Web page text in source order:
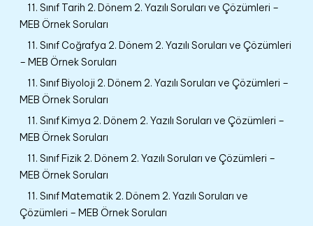
11. Sınıf Tarih 2. Dönem 2. Yazılı Soruları ve Çözümleri –
MEB Örnek Soruları
11. Sınıf Coğrafya 2. Dönem 2. Yazılı Soruları ve Çözümleri
– MEB Örnek Soruları
11. Sınıf Biyoloji 2. Dönem 2. Yazılı Soruları ve Çözümleri –
MEB Örnek Soruları
11. Sınıf Kimya 2. Dönem 2. Yazılı Soruları ve Çözümleri –
MEB Örnek Soruları
11. Sınıf Fizik 2. Dönem 2. Yazılı Soruları ve Çözümleri –
MEB Örnek Soruları
11. Sınıf Matematik 2. Dönem 2. Yazılı Soruları ve
Çözümleri – MEB Örnek Soruları